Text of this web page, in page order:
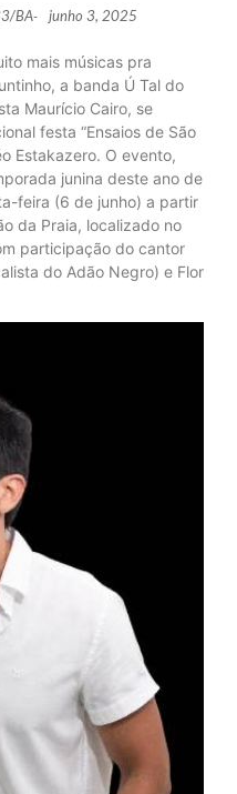
BA- junho 3, 2025
mais músicas pra
a banda Ú Tal do
Maurício Cairo, se
festa “Ensaios de São
Estakazero. O evento,
junina deste ano de
feira (6 de junho) a partir
da Praia, localizado no
participação do cantor
do Adão Negro) e Flor